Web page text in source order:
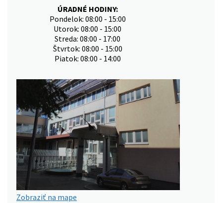
ÚRADNÉ HODINY:
Pondelok: 08:00 - 15:00
Utorok: 08:00 - 15:00
Streda: 08:00 - 17:00
Štvrtok: 08:00 - 15:00
Piatok: 08:00 - 14:00
Zobraziť na mape